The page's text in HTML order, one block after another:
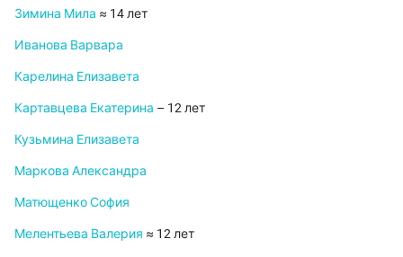
Зимина Мила ≈ 14 лет
Иванова Варвара
Карелина Елизавета
Картавцева Екатерина – 12 лет
Кузьмина Елизавета
Маркова Александра
Матющенко София
Мелентьева Валерия ≈ 12 лет